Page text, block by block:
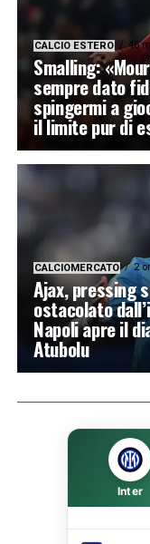
CALCIO ESTERO 46
Smalling:
sempre dato
spingermi a
il limite pur di
CALCIOMERCATO 2
Ajax, pressing
ostacolato
Napoli apre il
Atubolu
Inter